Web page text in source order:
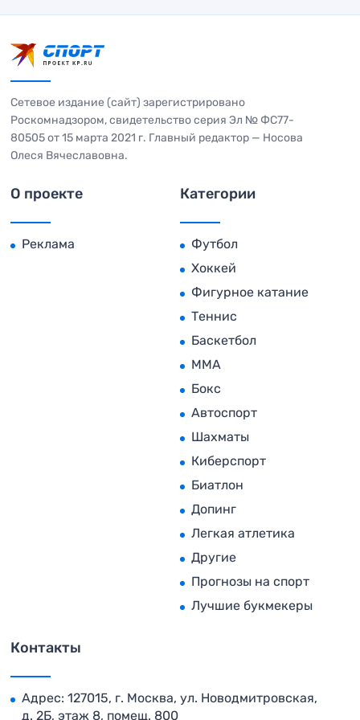
Сетевое издание (сайт) зарегистрировано
Роскомнадзором, свидетельство серия Эл № ФС77-
80505 от 15 марта 2021 г. Главный редактор — Носова
Олеся Вячеславовна.
О проекте
Реклама
Категории
Футбол
Хоккей
Фигурное катание
Теннис
Баскетбол
MMA
Бокс
Автоспорт
Шахматы
Киберспорт
Биатлон
Допинг
Легкая атлетика
Другие
Прогнозы на спорт
Лучшие букмекеры
Контакты
Адрес: 127015, г. Москва, ул. Новодмитровская,
д. 2Б, этаж 8, помещ. 800